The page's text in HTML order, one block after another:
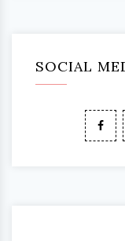
SOCIAL